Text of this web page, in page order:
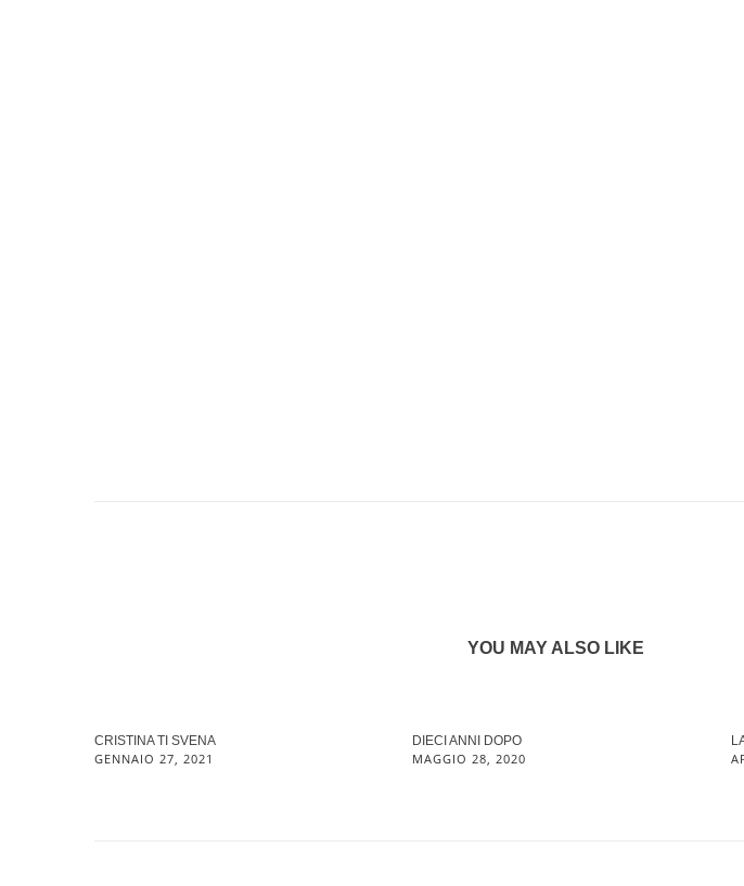
YOU MAY ALSO LIKE
CRISTINA TI SVENA
GENNAIO 27, 2021
DIECI ANNI DOPO
MAGGIO 28, 2020